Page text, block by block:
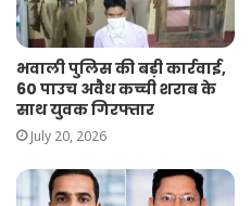
भवाली पुलिस की बड़ी कार्रवाई,
60 पाउच अवैध कच्ची शराब के
साथ युवक गिरफ्तार
July 20, 2026